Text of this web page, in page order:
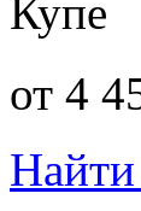
Купе
от 4